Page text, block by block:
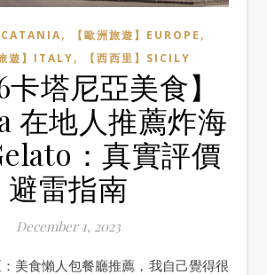
CATANIA, 【歐洲旅遊】EUROPE ,
遊】ITALY, 【西西里】SICILY
卡塔尼亞美食】
在地人推薦炸海
：真實評價
避雷指南
December 1, 2023